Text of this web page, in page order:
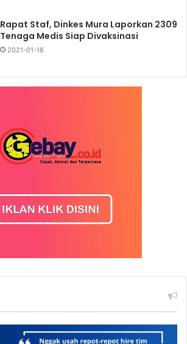
Rapat Staf, Dinkes Mura Laporkan 2309
Tenaga Medis Siap Divaksinasi
2021-01-18